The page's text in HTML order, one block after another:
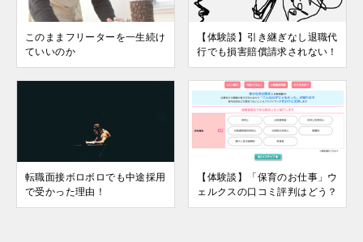
このままフリーターを一生続け
ていいのか
【体験談】引き継ぎなし退職代
行でも損害賠償請求されない！
転職面接ボロボロでも中途採用
で受かった理由！
【体験談】「保育のお仕事」ウ
ェルクスの口コミ評判はどう？